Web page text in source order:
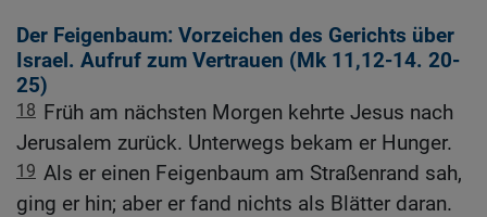
Der Feigenbaum: Vorzeichen des Gerichts über
Israel. Aufruf zum Vertrauen (Mk 11,12-14. 20-
25)
18 Früh am nächsten Morgen kehrte Jesus nach
Jerusalem zurück. Unterwegs bekam er Hunger.
19 Als er einen Feigenbaum am Straßenrand sah,
ging er hin; aber er fand nichts als Blätter daran.